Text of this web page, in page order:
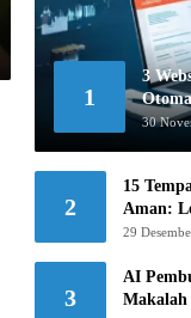
1
3
30
2
15
Aman:
29
3
AI
Makalah